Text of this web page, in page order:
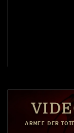
ARMEE DER